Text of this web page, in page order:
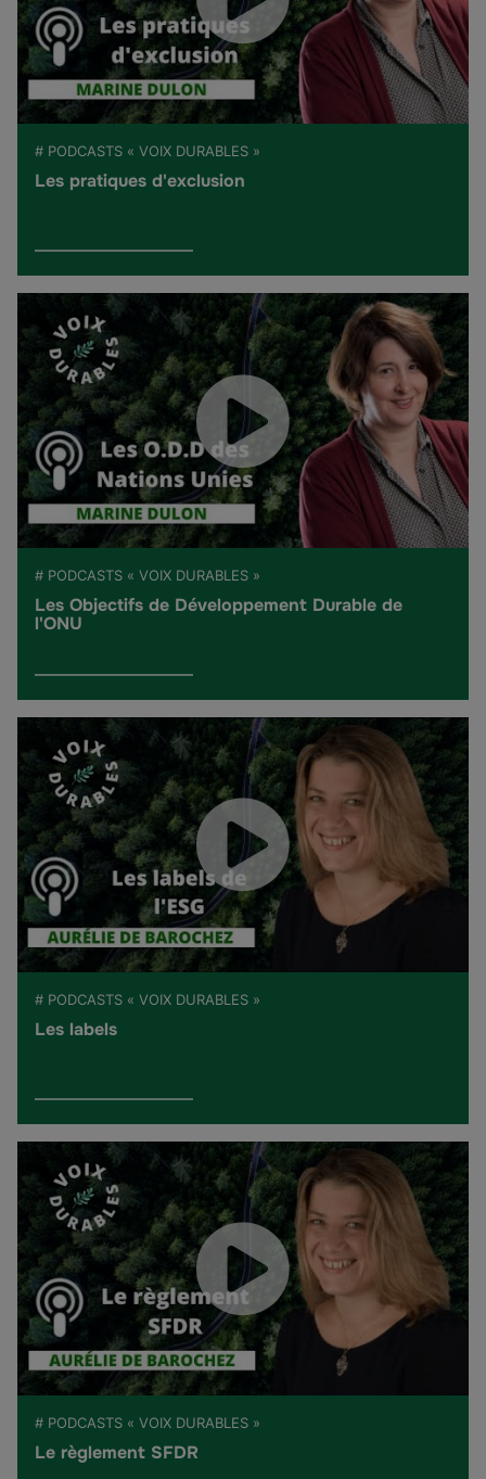
# PODCASTS « VOIX DURABLES »
Les pratiques d'exclusion
# PODCASTS « VOIX DURABLES »
Les Objectifs de Développement Durable de
l'ONU
# PODCASTS « VOIX DURABLES »
Les labels
# PODCASTS « VOIX DURABLES »
Le règlement SFDR